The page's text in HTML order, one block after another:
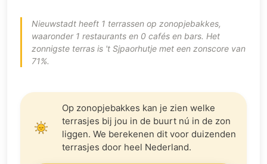
Nieuwstadt heeft 1 terrassen op zonopjebakkes,
waaronder 1 restaurants en 0 cafés en bars. Het
zonnigste terras is 't Sjpaorhutje met een zonscore van
71%.
Op zonopjebakkes kan je zien welke
terrasjes bij jou in de buurt nú in de zon
liggen. We berekenen dit voor duizenden
terrasjes door heel Nederland.